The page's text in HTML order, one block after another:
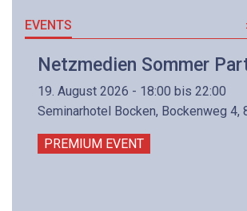
EVENTS
Netzmedien Sommer
19. August 2026 - 18:00 bis 22:00
Seminarhotel Bocken, Bockenweg 4,
PREMIUM EVENT